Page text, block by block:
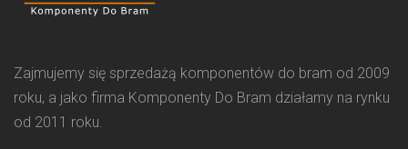
Zajmujemy się sprzedażą komponentów do bram od 2009
roku, a jako firma Komponenty Do Bram działamy na rynku
od 2011 roku.